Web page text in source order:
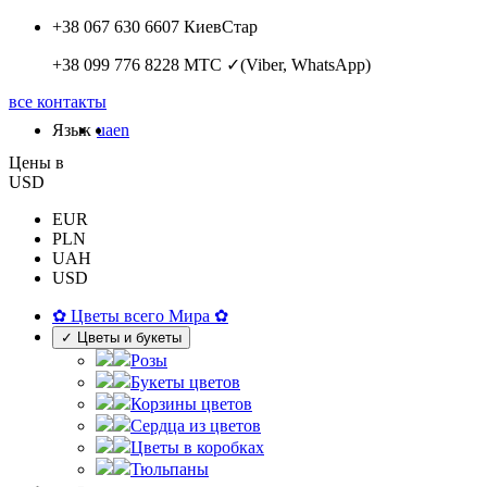
+38 067 630 6607 КиевСтар
+38 099 776 8228 МТС ✓(Viber, WhatsApp)
все контакты
Язык uaen
Цены в
USD
EUR
PLN
UAH
USD
✿ Цветы всего Мира ✿
✓ Цветы и букеты
Розы
Букеты цветов
Корзины цветов
Сердца из цветов
Цветы в коробках
Тюльпаны